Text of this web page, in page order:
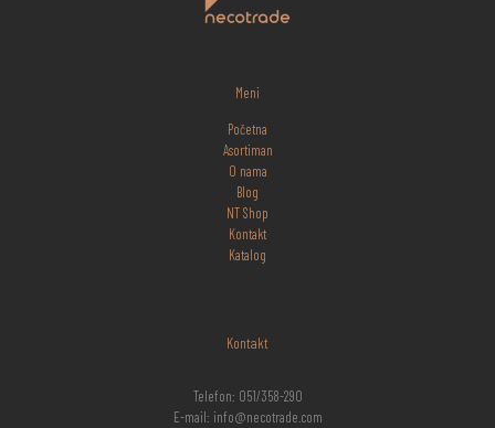
Meni
Početna
Asortiman
O nama
Blog
NT Shop
Kontakt
Katalog
Kontakt
Telefon: 051/358-290
E-mail: info@necotrade.com